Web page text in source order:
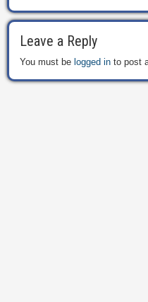
Leave a Reply
You must be logged in to post